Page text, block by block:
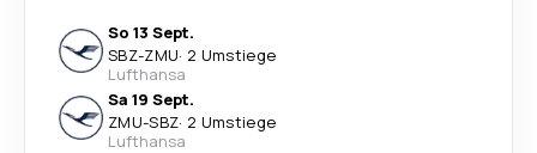
So 13 Sept.
SBZ-ZMU· 2 Umstiege
Lufthansa
Sa 19 Sept.
ZMU-SBZ· 2 Umstiege
Lufthansa